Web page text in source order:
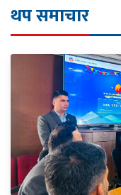
थप समाचार